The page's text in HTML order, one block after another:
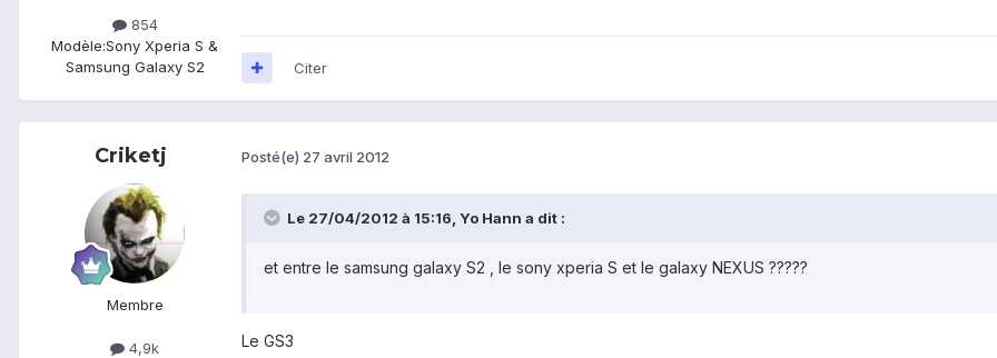
854
Modèle:Sony Xperia S &
Samsung Galaxy S2
Citer
Criketj
Membre
4,9k
Posté(e) 27 avril 2012
Le 27/04/2012 à 15:16, Yo Hann a dit :
et entre le samsung galaxy S2 , le sony xperia S et le galaxy NEXUS ?????
Le GS3